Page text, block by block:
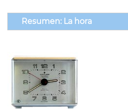
Resumen: La hora